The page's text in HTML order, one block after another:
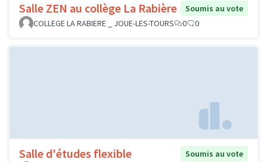
Salle ZEN au collège La Rabière
Soumis au vote
COLLEGE LA RABIERE _ JOUE-LES-TOURS
0 0
Salle d'études flexible
Soumis au vote